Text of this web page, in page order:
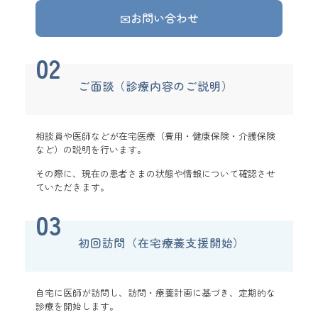
お問い合わせ
02
ご面談（診療内容のご説明）
相談員や医師などが在宅医療（費用・健康保険・介護保険
など）の説明を行います。
その際に、現在の患者さまの状態や情報について確認させ
ていただきます。
03
初回訪問（在宅療養支援開始）
自宅に医師が訪問し、訪問・療養計画に基づき、定期的な
診療を開始します。